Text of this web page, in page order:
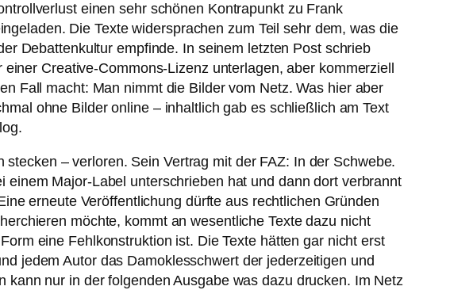
einen sehr schönen Kontrapunkt zu Frank
Die Texte widersprachen zum Teil sehr dem, was die
Debattenkultur empfinde. In seinem letzten Post schrieb
Creative-Commons-Lizenz unterlagen, aber kommerziell
Fall macht: Man nimmt die Bilder vom Netz. Was hier aber
ohne Bilder online – inhaltlich gab es schließlich am Text
– verloren. Sein Vertrag mit der FAZ: In der Schwebe.
Major-Label unterschrieben hat und dann dort verbrannt
erneute Veröffentlichung dürfte aus rechtlichen Gründen
möchte, kommt an wesentliche Texte dazu nicht
eine Fehlkonstruktion ist. Die Texte hätten gar nicht erst
jedem Autor das Damoklesschwert der jederzeitigen und
nur in der folgenden Ausgabe was dazu drucken. Im Netz